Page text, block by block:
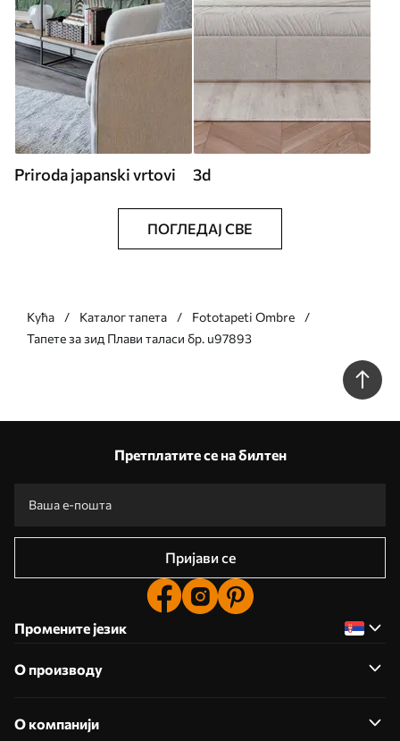
Priroda japanski vrtovi 3d
ПОГЛЕДАЈ СВЕ
Кућа Каталог тапета
Fototapeti Ombre
Тапете за зид Плави таласи бр. u97893
Претплатите се на билтен
Пријави се
Промените језик
О производу
О компанији